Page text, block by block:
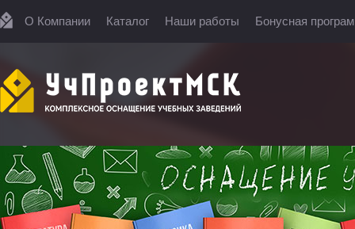
О Компании Каталог Наши работы Бонусная